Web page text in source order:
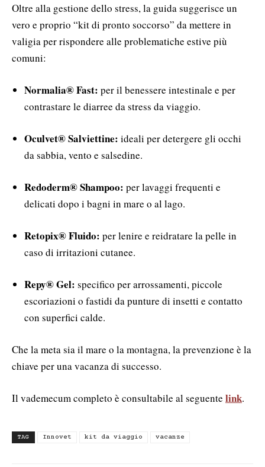
Oltre alla gestione dello stress, la guida suggerisce un
vero e proprio “kit di pronto soccorso” da mettere in
valigia per rispondere alle problematiche estive più
comuni:
Normalia® Fast: per il benessere intestinale e per
contrastare le diarree da stress da viaggio.
Oculvet® Salviettine: ideali per detergere gli occhi
da sabbia, vento e salsedine.
Redoderm® Shampoo: per lavaggi frequenti e
delicati dopo i bagni in mare o al lago.
Retopix® Fluido: per lenire e reidratare la pelle in
caso di irritazioni cutanee.
Repy® Gel: specifico per arrossamenti, piccole
escoriazioni o fastidi da punture di insetti e contatto
con superfici calde.
Che la meta sia il mare o la montagna, la prevenzione è la
chiave per una vacanza di successo.
Il vademecum completo è consultabile al seguente link.
TAG Innovet kit da viaggio vacanze